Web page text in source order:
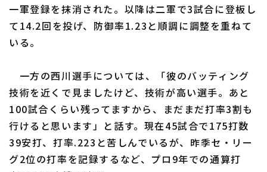
一軍登録を抹消された。以降は二軍で3試合に登板し
て14.2回を投げ、防御率1.23と順調に調整を重ねて
いる。
一方の西川選手については、「彼のバッティング
技術を近くで見ましたけど、技術が高い選手。あと
100試合くらい残ってますから、まだまだ打率3割も
行けると思います」と話す。現在45試合で175打数
39安打、打率.223と苦しんでいるが、昨季セ・リー
グ2位の打率を記録するなど、プロ9年での通算打